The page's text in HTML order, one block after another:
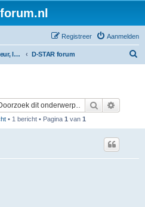
Aanmelden
Registreer
Radio zendamateur, luisteramateur en elektronica zelfbouw D-STAR forum
Zoek
• 1 bericht • Pagina 1 van 1